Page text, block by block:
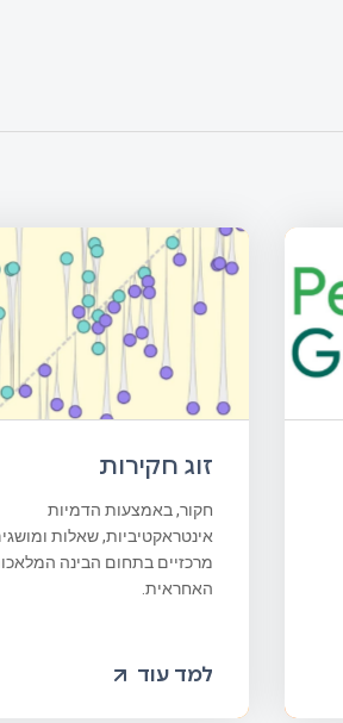
זוג חקירות
חקור, באמצעות הדמיות
אינטראקטיביות, שאלות
מרכזיים בתחום הבינה
האחראית.
למד עוד